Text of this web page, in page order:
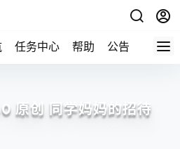
任务中心 帮助 公告 APP下
原创 同学妈妈的招待